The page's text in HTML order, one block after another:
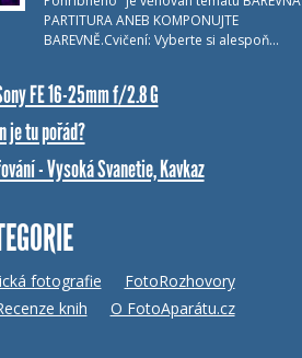
PARTITURA ANEB KOMPONUJTE
BAREVNĚ.Cvičení: Vyberte si alespoň…
FE 16-25mm f/2.8 G
je tu pořád?
- Vysoká Svanetie, Kavkaz
fotografie
FotoRozhovory
knih O FotoAparátu.cz